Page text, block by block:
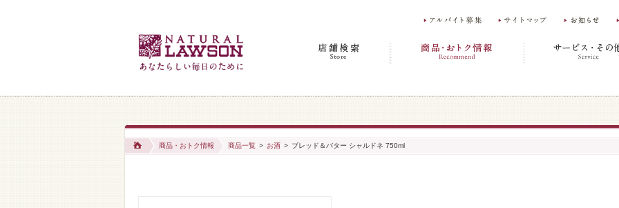
商品・おトク情報 商品一覧 > お酒 > ブレッド＆バター シャルドネ 750ml